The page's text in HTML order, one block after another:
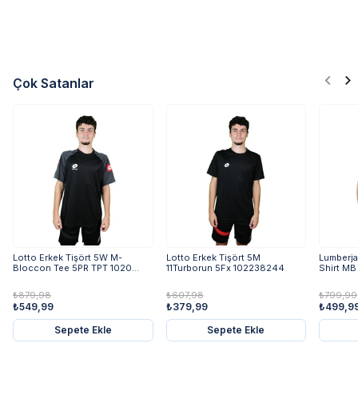
Çok Satanlar
Lotto Erkek Tişört 5W M-
Bloccon Tee 5PR TPT 1020...
₺879,98
₺549,99
Sepete Ekle
Lotto Erkek Tişört 5M
11Turborun 5Fx 102238244
₺607,98
₺379,99
Sepete Ekle
Shirt MB
₺799,99